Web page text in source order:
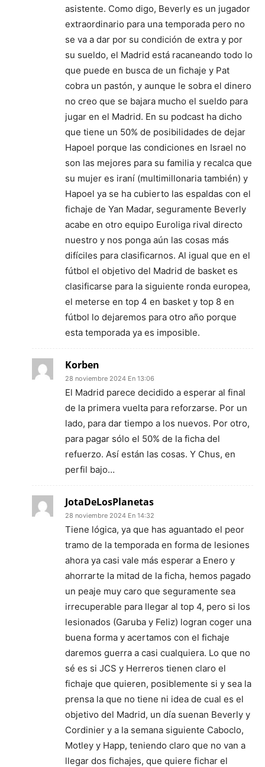
asistente. Como digo, Beverly es un jugador
extraordinario para una temporada pero no
se va a dar por su condición de extra y por
su sueldo, el Madrid está racaneando todo lo
que puede en busca de un fichaje y Pat
cobra un pastón, y aunque le sobra el dinero
no creo que se bajara mucho el sueldo para
jugar en el Madrid. En su podcast ha dicho
que tiene un 50% de posibilidades de dejar
Hapoel porque las condiciones en Israel no
son las mejores para su familia y recalca que
su mujer es iraní (multimillonaria también) y
Hapoel ya se ha cubierto las espaldas con el
fichaje de Yan Madar, seguramente Beverly
acabe en otro equipo Euroliga rival directo
nuestro y nos ponga aún las cosas más
difíciles para clasificarnos. Al igual que en el
fútbol el objetivo del Madrid de basket es
clasificarse para la siguiente ronda europea,
el meterse en top 4 en basket y top 8 en
fútbol lo dejaremos para otro año porque
esta temporada ya es imposible.
Korben
28 noviembre 2024 En 13:06
El Madrid parece decidido a esperar al final
de la primera vuelta para reforzarse. Por un
lado, para dar tiempo a los nuevos. Por otro,
para pagar sólo el 50% de la ficha del
refuerzo. Así están las cosas. Y Chus, en
perfil bajo…
JotaDeLosPlanetas
28 noviembre 2024 En 14:32
Tiene lógica, ya que has aguantado el peor
tramo de la temporada en forma de lesiones
ahora ya casi vale más esperar a Enero y
ahorrarte la mitad de la ficha, hemos pagado
un peaje muy caro que seguramente sea
irrecuperable para llegar al top 4, pero si los
lesionados (Garuba y Feliz) logran coger una
buena forma y acertamos con el fichaje
daremos guerra a casi cualquiera. Lo que no
sé es si JCS y Herreros tienen claro el
fichaje que quieren, posiblemente si y sea la
prensa la que no tiene ni idea de cual es el
objetivo del Madrid, un día suenan Beverly y
Cordinier y a la semana siguiente Caboclo,
Motley y Happ, teniendo claro que no van a
llegar dos fichajes, que quiere fichar el